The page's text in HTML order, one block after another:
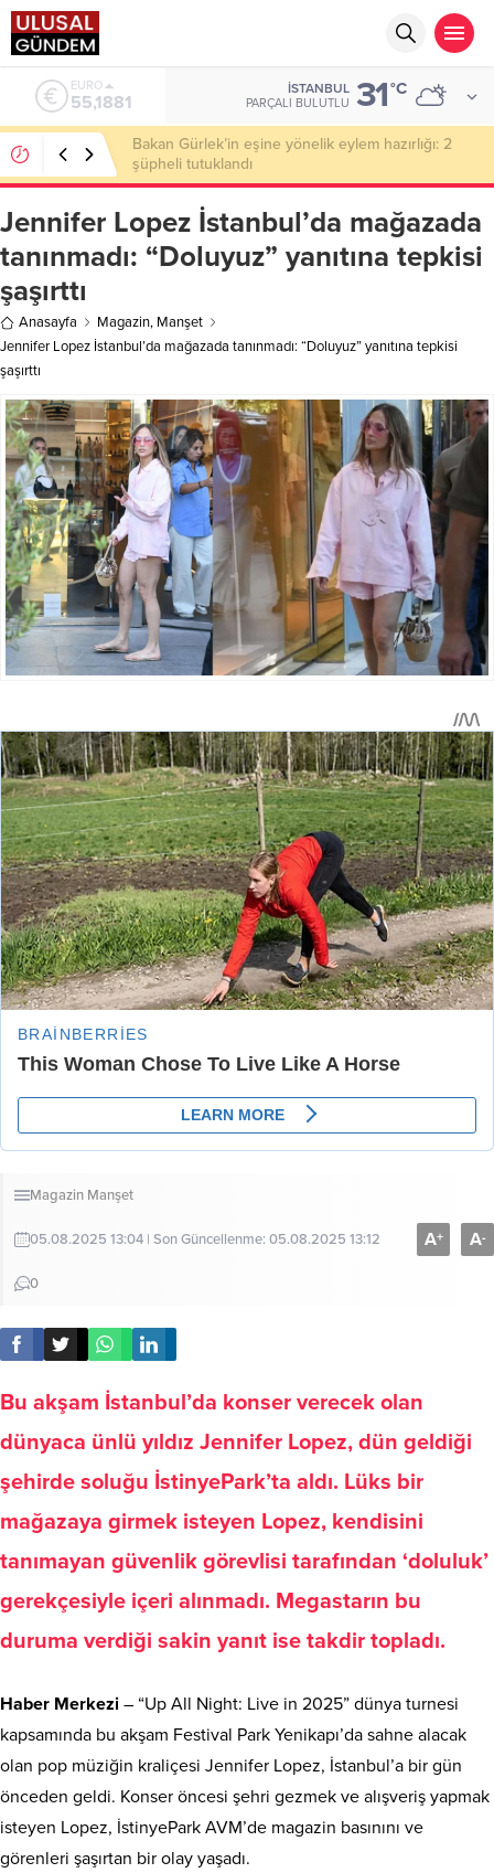
ALTIN
6.660,55
İSTANBUL
PARÇALI BULUTLU 31°C
Ahbap Derneği’nde milyonluk vurgun iddiası: Haluk
Levent ve Ekibine gözaltı
Jennifer Lopez İstanbul’da mağazada
tanınmadı: “Doluyuz” yanıtına tepkisi
şaşırttı
Anasayfa Magazin, Manşet
Jennifer Lopez İstanbul’da mağazada tanınmadı: “Doluyuz” yanıtına tepkisi
şaşırttı
Magazin Manşet
05.08.2025 13:04 | Son Güncellenme: 05.08.2025 13:12
0
A+ A-
Bu akşam İstanbul’da konser verecek olan
dünyaca ünlü yıldız Jennifer Lopez, dün geldiği
şehirde soluğu İstinyePark’ta aldı. Lüks bir
mağazaya girmek isteyen Lopez, kendisini
tanımayan güvenlik görevlisi tarafından ‘doluluk’
gerekçesiyle içeri alınmadı. Megastarın bu
duruma verdiği sakin yanıt ise takdir topladı.
Haber Merkezi – “Up All Night: Live in 2025” dünya turnesi
kapsamında bu akşam Festival Park Yenikapı’da sahne alacak
olan pop müziğin kraliçesi Jennifer Lopez, İstanbul’a bir gün
önceden geldi. Konser öncesi şehri gezmek ve alışveriş yapmak
isteyen Lopez, İstinyePark AVM’de magazin basınını ve
görenleri şaşırtan bir olay yaşadı.